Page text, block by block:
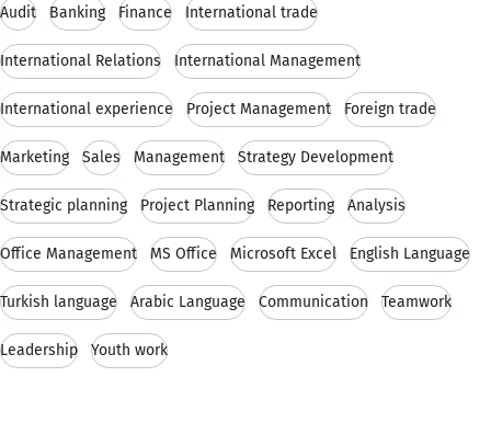
Audit Banking Finance International trade
International Relations International Management
International experience Project Management Foreign trade
Marketing Sales Management Strategy Development
Strategic planning Project Planning Reporting Analysis
Office Management MS Office Microsoft Excel English Language
Turkish language Arabic Language Communication Teamwork
Leadership Youth work